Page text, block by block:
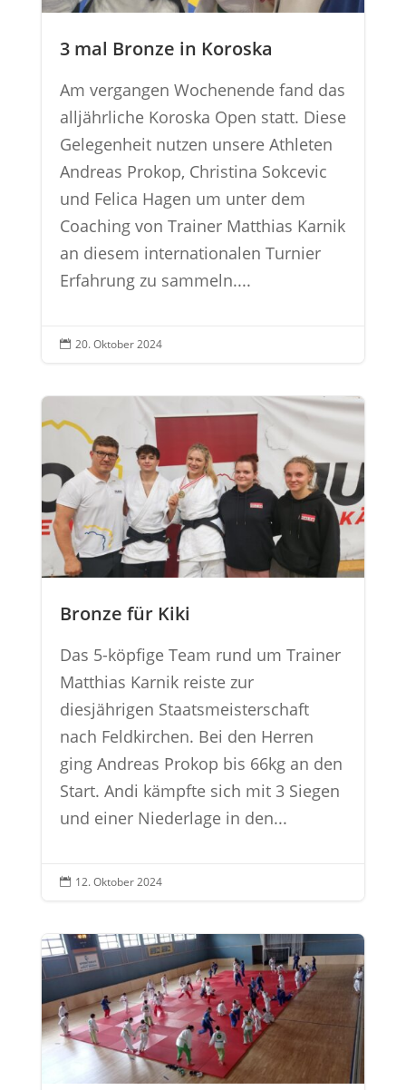
3 mal Bronze in Koroska
Am vergangen Wochenende fand das
alljährliche Koroska Open statt. Diese
Gelegenheit nutzen unsere Athleten
Andreas Prokop, Christina Sokcevic
und Felica Hagen um unter dem
Coaching von Trainer Matthias Karnik
an diesem internationalen Turnier
Erfahrung zu sammeln....
 20. Oktober 2024
Bronze für Kiki
Das 5-köpfige Team rund um Trainer
Matthias Karnik reiste zur
diesjährigen Staatsmeisterschaft
nach Feldkirchen. Bei den Herren
ging Andreas Prokop bis 66kg an den
Start. Andi kämpfte sich mit 3 Siegen
und einer Niederlage in den...
 12. Oktober 2024